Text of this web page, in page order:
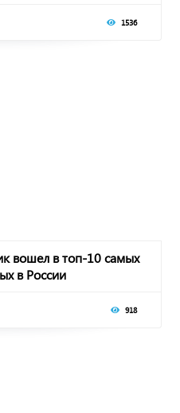
1536
вошел в топ-10 самых
в России
918